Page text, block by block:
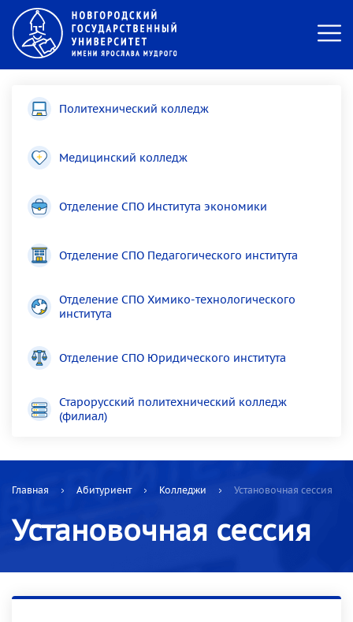
Политехнический колледж
Медицинский колледж
Отделение СПО Института экономики
Отделение СПО Педагогического института
Отделение СПО Химико-технологического
института
Отделение СПО Юридического института
Старорусский политехнический колледж
(филиал)
Главная Абитуриент Колледжи Установочная сессия
Установочная сессия